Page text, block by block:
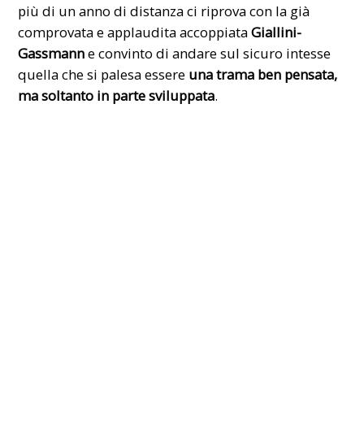
più di un anno di distanza ci riprova con la già
comprovata e applaudita accoppiataGiallini-
Gassmanne convinto di andare sul sicuro intesse
quella che si palesa essere una trama ben pensata,
ma soltanto in parte sviluppata.